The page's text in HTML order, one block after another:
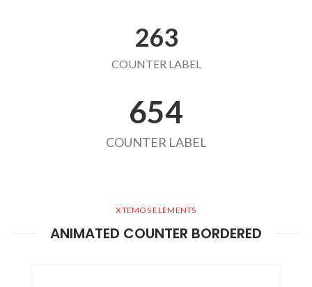
263
COUNTER LABEL
654
COUNTER LABEL
XTEMOS ELEMENTS
ANIMATED COUNTER BORDERED